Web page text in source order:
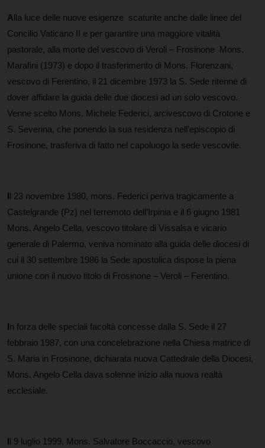
A lla luce delle nuove esigenze scaturite anche dalle linee del
Concilio Vaticano II e per garantire una maggiore vitalità
pastorale, alla morte del vescovo di Veroli – Frosinone Mons.
Marafini (1973) e dopo il trasferimento di Mons. Florenzani,
vescovo di Ferentino, il 21 dicembre 1973 la S. Sede ritenne di
dover affidare la guida delle due diocesi ad un solo vescovo.
Venne scelto Mons. Michele Federici, arcivescovo di Crotone e
S. Severina, che ponendo la sua residenza nell’episcopio di
Frosinone, trasferiva di fatto nel capoluogo la sede vescovile.
l 23 novembre 1980, mons. Federici periva tragicamente a
Castelgrande (Pz) nel terremoto dell’Irpinia e il 6 giugno 1981
Mons. Angelo Cella, vescovo titolare di Vissalsa e vicario
generale di Palermo, veniva nominato alla guida delle diocesi di
cui il 30 settembre 1986 la Sede apostolica dispose la piena
unione con il nuovo titolo di Frosinone – Veroli – Ferentino.
n forza delle speciali facoltà concesse dalla S. Sede il 27
febbraio 1987, con una concelebrazione nella Chiesa matrice di
S. Maria in Frosinone, dichiarata nuova Cattedrale della Diocesi,
Mons. Angelo Cella dava solenne inizio alla nuova realtà
ecclesiale.
l 9 luglio 1999, Mons. Salvatore Boccaccio, vescovo